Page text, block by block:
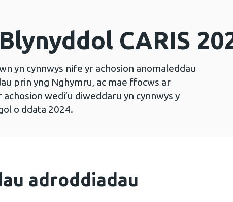
CARIS
yn cynnwys nife yr achosion anomaleddau
prin yng Nghymru, ac mae ffocws ar
wedi’u diweddaru yn cynnwys y
o ddata 2024.
adroddiadau